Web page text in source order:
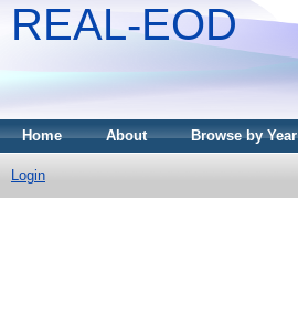
REAL-EOD
Home About Browse by Year
Login